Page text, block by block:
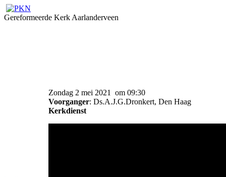
Gereformeerde Kerk Aarlanderveen
Zondag 2 mei 2021 om 09:30
Voorganger: Ds.A.J.G.Dronkert, Den Haag
Kerkdienst